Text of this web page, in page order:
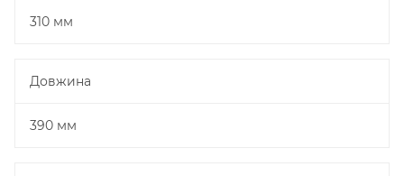
310 мм
Довжина
390 мм